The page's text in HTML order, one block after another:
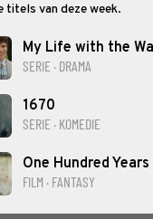
titels van deze week.
My Life with the
SERIE · DRAMA
1670
SERIE · KOMEDIE
One Hundred
FILM · FANTASY